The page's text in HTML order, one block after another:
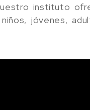
instituto
jóvenes,